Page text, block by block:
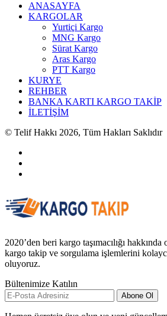
ANASAYFA
KARGOLAR
Yurtiçi Kargo
MNG Kargo
Sürat Kargo
Aras Kargo
PTT Kargo
KURYE
REHBER
BANKA KARTI KARGO TAKİP
İLETİŞİM
© Telif Hakkı 2026, Tüm Hakları Saklıdır
2020’den beri kargo taşımacılığı
kargo takip ve sorgulama işlemlerini
oluyoruz.
Bültenimize Katılın
Abone Ol